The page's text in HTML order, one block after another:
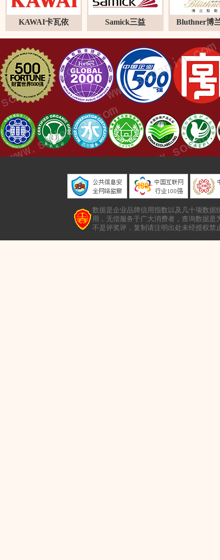
KAWAI卡瓦依 Samick三益 Bluthner博
数据是企业品牌信用指数以及几十项数
用，无偿服务于广大消费者，查询数据
不是评奖评，复制请注明出处未经授权禁